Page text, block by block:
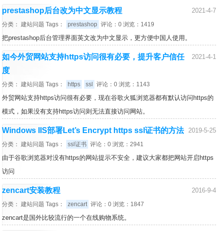
2021-4-7
prestashop后台改为中文显示教程
分类：建站问题 Tags： prestashop 评论：0 浏览：1419
把prestashop后台管理界面英文改为中文显示，更方便中国人使用。
2021-4-1
如今外贸网站支持https访问很有必要，提升客户信任
度
分类：建站问题 Tags： https ssl 评论：0 浏览：1143
外贸网站支持https访问很有必要，现在谷歌火狐浏览器都有默认访问https的
模式，如果没有支持https访问则无法直接访问网站。
2019-5-25
Windows IIS部署Let’s Encrypt https ssl证书的方法
分类：建站问题 Tags： ssl证书 评论：0 浏览：2941
由于谷歌浏览器对没有https的网站提示不安全，建议大家都把网站开启https
访问
2016-9-4
zencart安装教程
分类：建站问题 Tags： zencart 评论：0 浏览：1847
zencart是国外比较流行的一个在线购物系统。